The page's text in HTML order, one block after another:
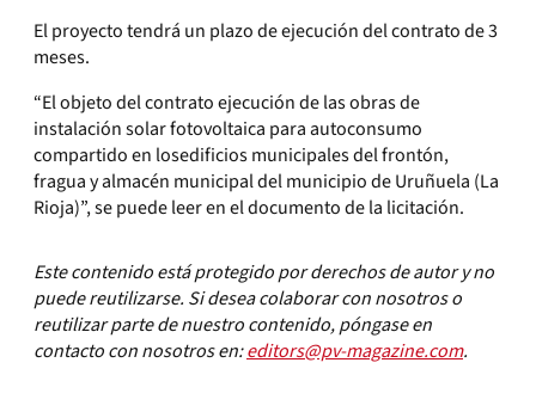
El proyecto tendrá un plazo de ejecución del contrato de 3
meses.
“El objeto del contrato ejecución de las obras de
instalación solar fotovoltaica para autoconsumo
compartido en losedificios municipales del frontón,
fragua y almacén municipal del municipio de Uruñuela (La
Rioja)”, se puede leer en el documento de la licitación.
Este contenido está protegido por derechos de autor y no
puede reutilizarse. Si desea colaborar con nosotros o
reutilizar parte de nuestro contenido, póngase en
contacto con nosotros en:editors@pv-magazine.com.